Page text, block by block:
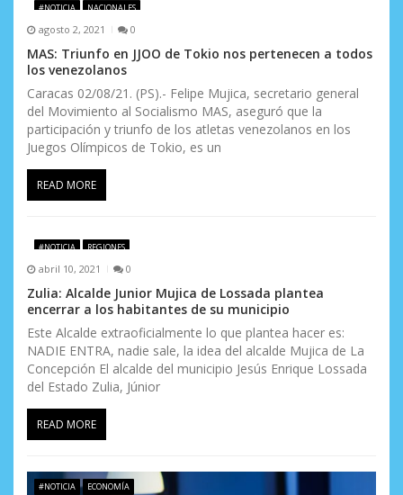
e
e
n
t
r
a
d
a
s
#NOTICIA NACIONALES
agosto 2, 2021 0
MAS: Triunfo en JJOO de Tokio nos pertenecen a todos
los venezolanos
Caracas 02/08/21. (PS).- Felipe Mujica, secretario general
del Movimiento al Socialismo MAS, aseguró que la
participación y triunfo de los atletas venezolanos en los
Juegos Olímpicos de Tokio, es un
READ MORE
#NOTICIA REGIONES
abril 10, 2021 0
Zulia: Alcalde Junior Mujica de Lossada plantea
encerrar a los habitantes de su municipio
Este Alcalde extraoficialmente lo que plantea hacer es:
NADIE ENTRA, nadie sale, la idea del alcalde Mujica de La
Concepción El alcalde del municipio Jesús Enrique Lossada
del Estado Zulia, Júnior
READ MORE
#NOTICIA ECONOMÍA